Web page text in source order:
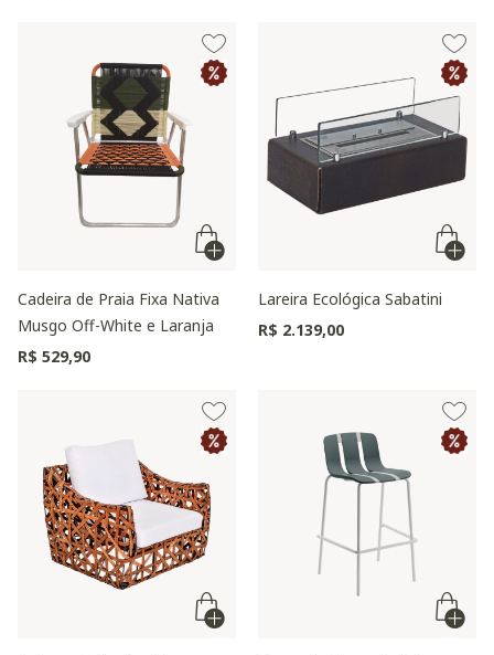
Cadeira de Praia Fixa Nativa
Musgo Off-White e Laranja
R$ 529,90
Lareira Ecológica Sabatini
R$ 2.139,00